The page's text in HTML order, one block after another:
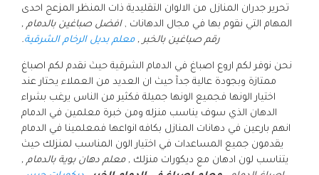
تحرير جدران المنازل من الالوان التقليدية ذات المنظر المزعج احدى
المهام التي نقوم بها في مجال الدهانات ,افضل صباغين بالدمام ,
رقم صباغين بالخبر ,معلم بديل الرخام الشرقية.
نحن نوفر لكم اروع اصباغ في الدمام الشرقية حيث نقدم لكم اصباغ
ممتازة وبجودة عالية جدآ حيث ان العديد من العملاء يحتار عند
اختيار الونها فجميع الونها جميلة فكثير من الناس يرغب بشراء
الدهان الذي سوف يناسب منزله ومن خبرة معلمين في الدمام
انهم بارعين في دهانات المنازل بكافه انواعها فمعلمينا في الدمام
يقدمون جميع المساعدات في اختيار الون المناسب لمنزلك حيث
يتناسب لون ادهان مع ديكورات منزلك , معلم دهان بوية بالدمام ,